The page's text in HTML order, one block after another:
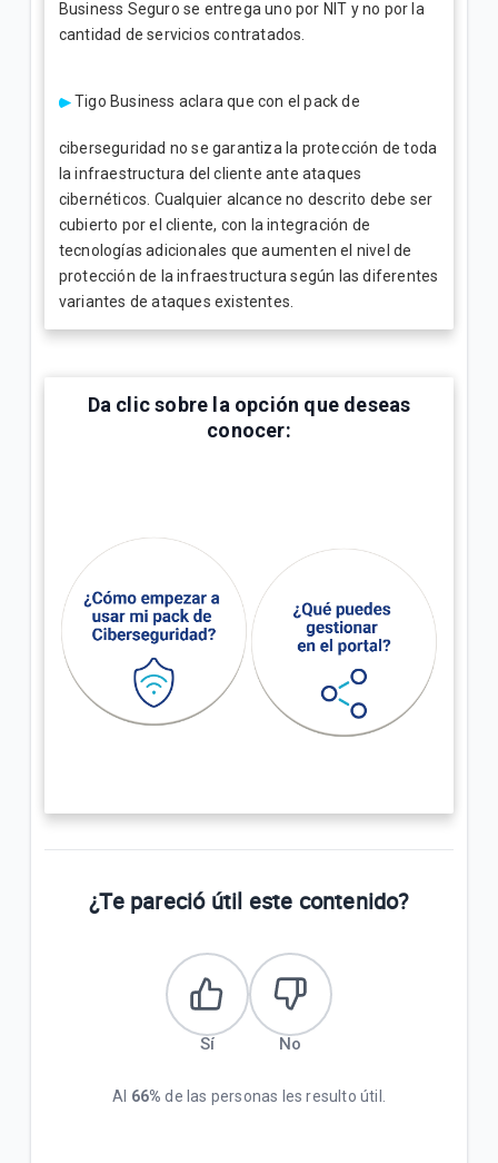
Business Seguro se entrega uno por NIT y no por la
cantidad de servicios contratados.
Tigo Business aclara que con el pack de
ciberseguridad no se garantiza la protección de toda
la infraestructura del cliente ante ataques
cibernéticos. Cualquier alcance no descrito debe ser
cubierto por el cliente, con la integración de
tecnologías adicionales que aumenten el nivel de
protección de la infraestructura según las diferentes
variantes de ataques existentes.
Da clic sobre la opción que deseas
conocer:
¿Te pareció útil este contenido?
Sí No
Al 66% de las personas les resulto útil.